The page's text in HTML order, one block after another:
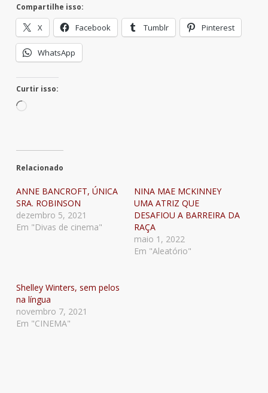
Compartilhe isso:
X Facebook Tumblr Pinterest
WhatsApp
Curtir isso:
Carregando...
Relacionado
ANNE BANCROFT, ÚNICA
SRA. ROBINSON
dezembro 5, 2021
Em "Divas de cinema"
NINA MAE MCKINNEY
UMA ATRIZ QUE
DESAFIOU A BARREIRA DA
RAÇA
maio 1, 2022
Em "Aleatório"
Shelley Winters, sem pelos
na língua
novembro 7, 2021
Em "CINEMA"